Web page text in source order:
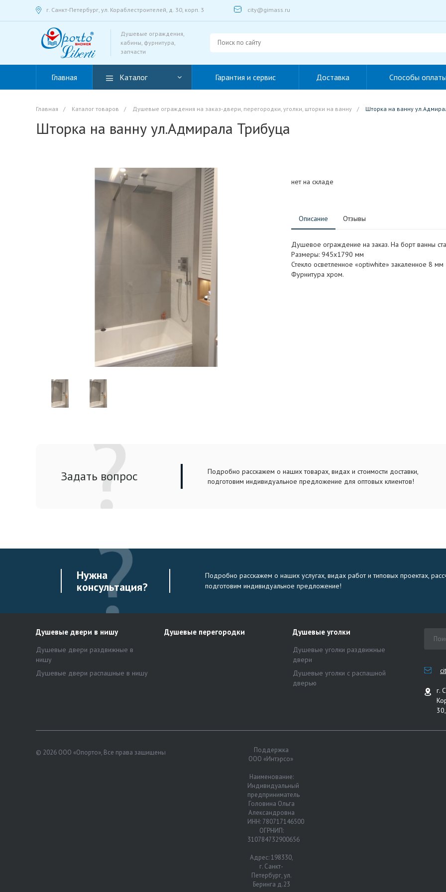
г. Санкт-Петербург, ул. Кораблестроителей, д. 30, корп. 3 city@gimass.ru
Душевые ограждения,
кабины, фурнитура,
запчасти
Главная Каталог Гарантия и сервис Доставка Способы оплаты
Главная / Каталог товаров / Душевые ограждения на заказ-двери, перегородки, уголки, шторки на ванну / Шторка на ванну
Шторка на ванну ул.Адмирала Трибуца
нет на складе
Описание Отзывы
Душевое ограждение на заказ. На борт ванны
Размеры: 945x1790 мм
Стекло осветленное «optiwhite» закаленное 8 мм
Фурнитура хром.
Задать вопрос
Подробно расскажем о наших товарах, видах и стоимости доставки,
подготовим индивидуальное предложение для оптовых клиентов!
Нужна
консультация?
Подробно расскажем о наших услугах, видах работ и типовых проектах,
подготовим индивидуальное предложение!
Душевые двери в нишу
Душевые двери раздвижные в
нишу
Душевые двери распашные в нишу
Душевые перегородки Душевые уголки
Душевые уголки раздвижные
двери
Душевые уголки с распашной
дверью
г.
© 2026 ООО «Опорто», Все права защищены
Поддержка
ООО «Интэрсо»
Наименование:
Индивидуальный
предприниматель
Головина Ольга
Александровна
ИНН: 780717146500
ОГРНИП:
310784732900656
Адрес: 198330,
г. Санкт-
Петербург, ул.
Беринга д.23